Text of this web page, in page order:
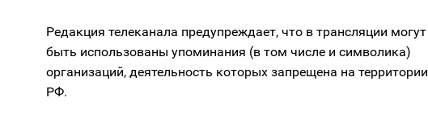
Редакция телеканала предупреждает, что в трансляции могут
быть использованы упоминания (в том числе и символика)
организаций, деятельность которых запрещена на территории
РФ.